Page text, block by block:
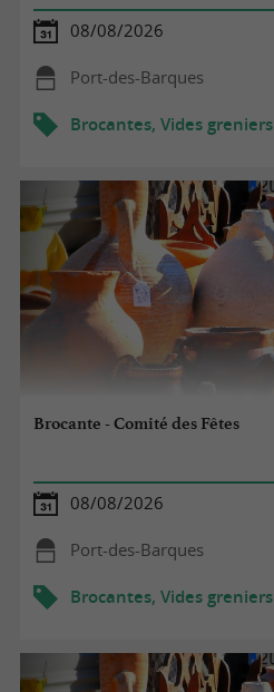
08/08/2026
Port-des-Barques
Brocantes, Vides greniers
Brocante - Comité des Fêtes
08/08/2026
Port-des-Barques
Brocantes, Vides greniers